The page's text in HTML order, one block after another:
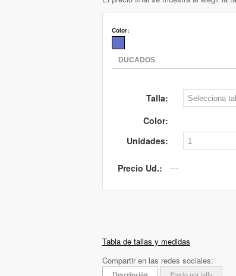
Color:
Talla:
Color:
Unidades:
Precio Ud.:
Tabla de tallas y medidas
Compartir en las redes sociales: